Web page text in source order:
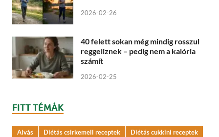
2026-02-26
40 felett sokan még mindig rosszul
reggeliznek – pedig nem a kalória
számít
2026-02-25
FITT TÉMÁK
Alvás Diétás csirkemell receptek
Diétás cukkini receptek